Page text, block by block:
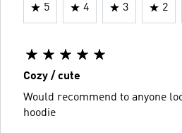
5 4 3 2
Cozy / cute
Would recommend to anyone
hoodie